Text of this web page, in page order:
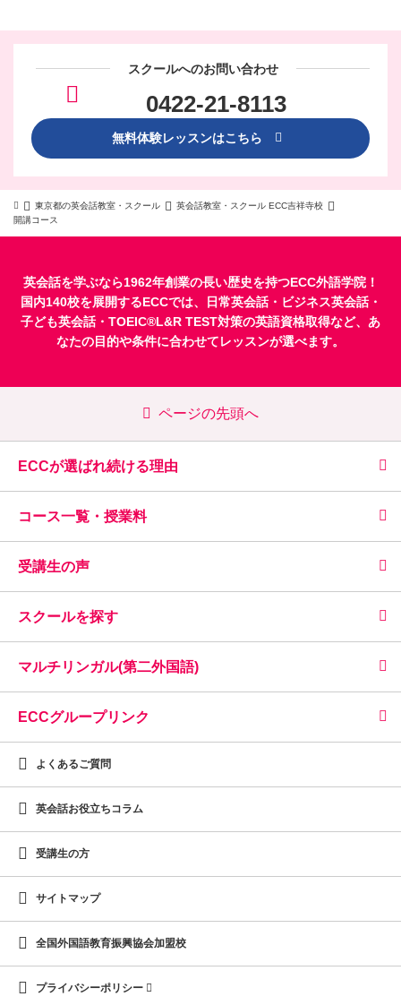
スクールへのお問い合わせ
0422-21-8113
無料体験レッスンはこちら
東京都の英会話教室・スクール
英会話教室・スクール ECC吉祥寺校
開講コース
英会話を学ぶなら1962年創業の長い歴史を持つECC外語学院！
国内140校を展開するECCでは、
日常英会話・ ビジネス英会話・
子ども英会話・ TOEIC®L&R TEST対策の英語資格取得など、あ
なたの目的や条件に合わせてレッスンが選べます。
ページの先頭へ
ECCが選ばれ続ける理由
コース一覧・授業料
受講生の声
スクールを探す
マルチリンガル(第二外国語)
ECCグループリンク
よくあるご質問
英会話お役立ちコラム
受講生の方
サイトマップ
全国外国語教育振興協会加盟校
プライバシーポリシー